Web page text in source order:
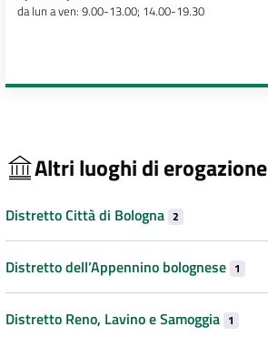
da lun a ven: 9.00-13.00; 14.00-19.30
Altri luoghi di erogazione
Distretto Città di Bologna 2
Distretto dell’Appennino bolognese 1
Distretto Reno, Lavino e Samoggia 1